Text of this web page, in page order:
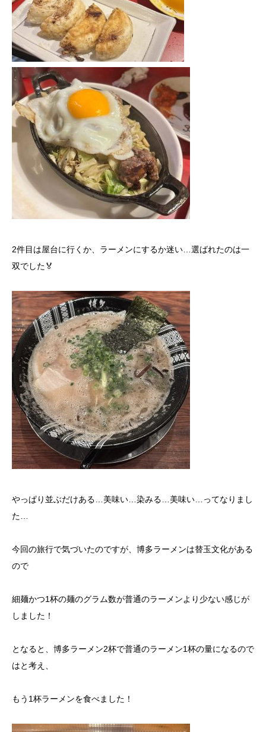
2件目は屋台に行くか、ラーメンにするか迷い…選ばれたのは一
双でした🏅
やっぱり並ぶだけある…美味い…染みる…美味い…ってなりまし
た…
今回の旅行で気づいたのですが、博多ラーメンは替玉文化がある
ので
細麺かつ1杯の麺のグラム数が普通のラーメンより少ない感じが
しました！
となると、博多ラーメン2杯で普通のラーメン1杯の量になるので
はと考え、
もう1杯ラーメンを食べました！